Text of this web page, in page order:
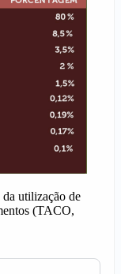
utilização de
(TACO,